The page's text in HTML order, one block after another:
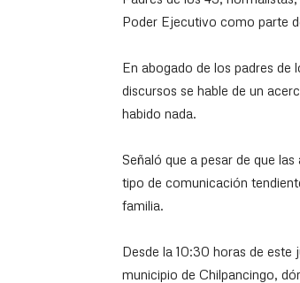
Poder Ejecutivo como parte
En abogado de los padres de
discursos se hable de un
habido nada.
Señaló que a pesar de que
tipo de comunicación
familia.
Desde la 10:30 horas de este
municipio de Chilpancingo,